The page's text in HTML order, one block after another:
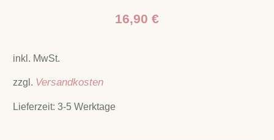
16,90 €
inkl. MwSt.
zzgl. Versandkosten
Lieferzeit:3-5 Werktage